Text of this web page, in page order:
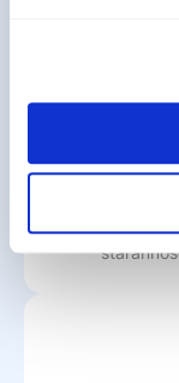
Środki